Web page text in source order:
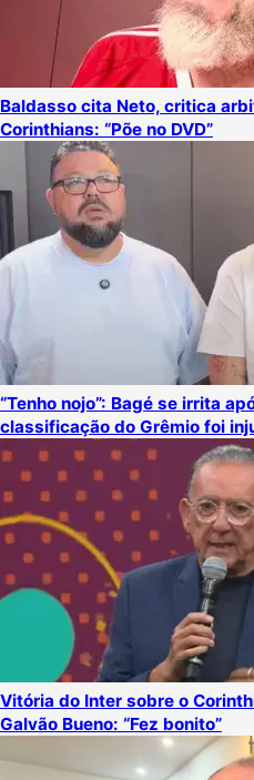
Baldasso cita Neto, critica
Corinthians: “Põe no DVD”
“Tenho nojo”: Bagé se irrita
classificação do Grêmio foi
Vitória do Inter sobre o
Galvão Bueno: “Fez bonito”